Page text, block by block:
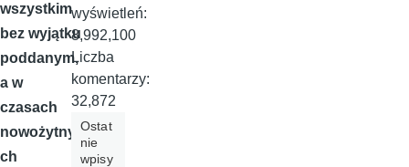
wszystkim
bez wyjątku
poddanym,
a w
czasach
nowożytny
ch
wyświetleń:
8,992,100
Liczba
komentarzy:
32,872
Ostat
nie
wpisy